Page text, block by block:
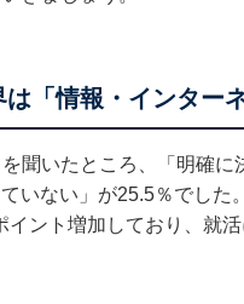
「情報・インター
を聞いたところ、「明確
いない」が25.5％でし
ント増加しており、就